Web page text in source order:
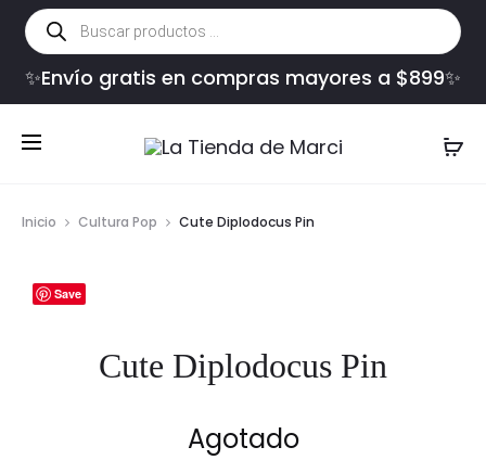
Búsqueda
de
productos
✨Envío gratis en compras mayores a $899✨
Inicio Cultura Pop Cute Diplodocus Pin
Save
Cute Diplodocus Pin
Agotado